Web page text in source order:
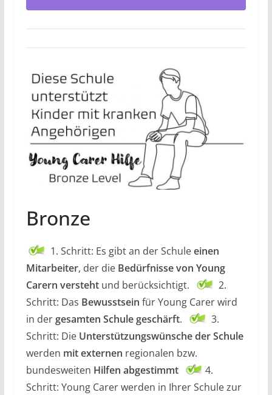
Bronze
1. Schritt: Es gibt an der Schuleeinen
Mitarbeiter, der die Bedürfnisse von Young
Carern verstehtund berücksichtigt.
2.
Schritt: Das Bewusstsein für Young Carer wird
in dergesamten Schule geschärft.
3.
Schritt: Die Unterstützungswünsche der Schule
werden mit externen regionalen bzw.
bundesweiten Hilfen abgestimmt
4.
Schritt: Young Carer werden in Ihrer Schule zur